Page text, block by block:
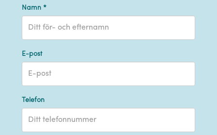
Namn *
E-post
Telefon